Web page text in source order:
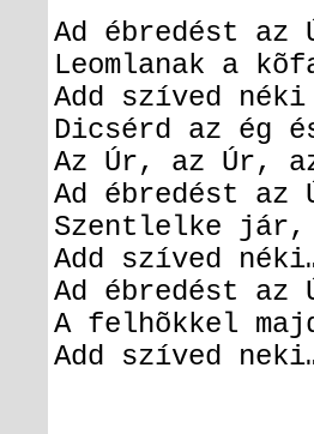
Ad ébredést
Leomlanak a
Add szíved néki
Dicsérd az ég
Az Úr, az Úr,
Ad ébredést
Szentlelke
Add szíved
Ad ébredést az
A felhõkkel
Add szíved